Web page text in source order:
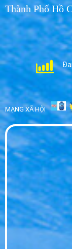
Thành Phố Hồ
MẠNG XÃ HỘI